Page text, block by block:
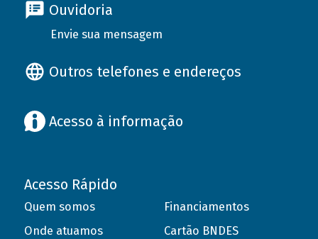
Ouvidoria
Envie sua mensagem
Outros telefones e endereços
Acesso à informação
Acesso Rápido
Quem somos
Onde atuamos
Financiamentos
Cartão BNDES